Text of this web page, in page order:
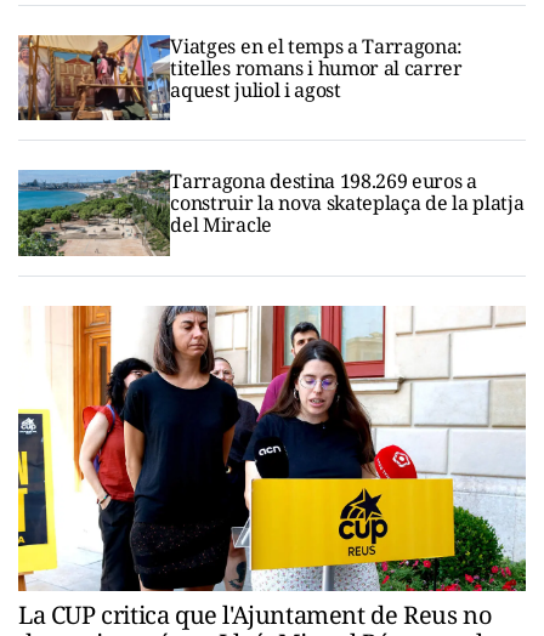
Viatges en el temps a Tarragona:
titelles romans i humor al carrer
aquest juliol i agost
Tarragona destina 198.269 euros a
construir la nova skateplaça de la platja
del Miracle
La CUP critica que l'Ajuntament de Reus no